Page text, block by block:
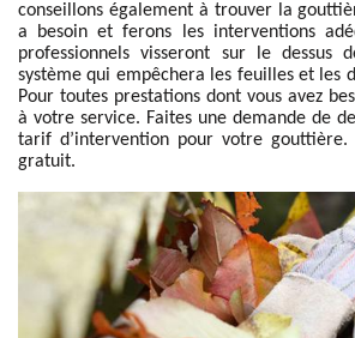
conseillons également à trouver la
a besoin et ferons les interventions
professionnels visseront sur le dessus
système qui empêchera les feuilles et les
Pour toutes prestations dont vous avez
à votre service. Faites une demande de
tarif d’intervention pour votre gouttière.
gratuit.